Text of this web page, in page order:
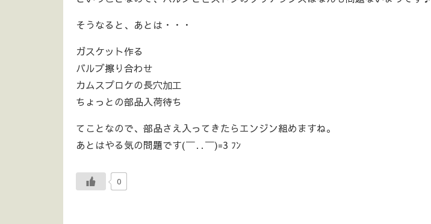
そうなると、あとは・・・
ガスケット作る
バルブ擦り合わせ
カムスプロケの長穴加工
ちょっとの部品入荷待ち
てことなので、部品さえ入ってきたらエンジン組めますね。
あとはやる気の問題です(￣‥￣)=3 ﾌﾝ
0